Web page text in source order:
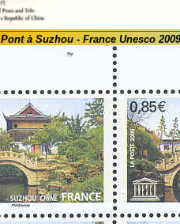
Pont à Suzhou - France Unesco 2009